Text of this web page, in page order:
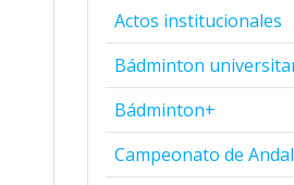
Actos institucionales
Bádminton
Bádminton+
Campeonato de